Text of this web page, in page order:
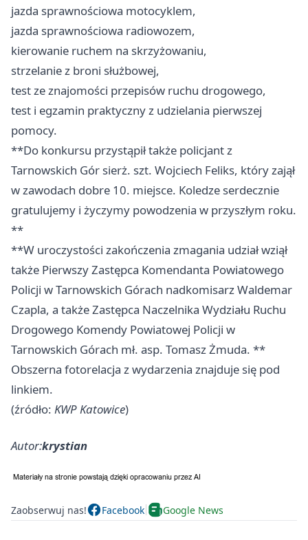
jazda sprawnościowa motocyklem,
jazda sprawnościowa radiowozem,
kierowanie ruchem na skrzyżowaniu,
strzelanie z broni służbowej,
test ze znajomości przepisów ruchu drogowego,
test i egzamin praktyczny z udzielania pierwszej
pomocy.
**Do konkursu przystąpił także policjant z
Tarnowskich Gór sierż. szt. Wojciech Feliks, który zajął
w zawodach dobre 10. miejsce. Koledze serdecznie
gratulujemy i życzymy powodzenia w przyszłym roku.
**
**W uroczystości zakończenia zmagania udział wziął
także Pierwszy Zastępca Komendanta Powiatowego
Policji w Tarnowskich Górach nadkomisarz Waldemar
Czapla, a także Zastępca Naczelnika Wydziału Ruchu
Drogowego Komendy Powiatowej Policji w
Tarnowskich Górach mł. asp. Tomasz Żmuda. **
Obszerna fotorelacja z wydarzenia znajduje się pod
linkiem.
(źródło: KWP Katowice)
Autor:krystian
Zaobserwuj nas! Facebook Google News